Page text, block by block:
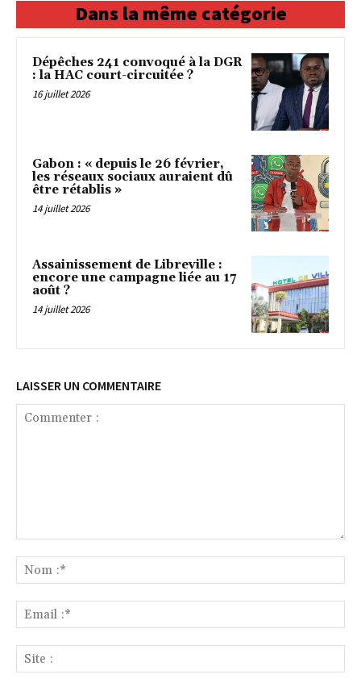
Dans la même catégorie
Dépêches 241 convoqué à la DGR
: la HAC court-circuitée ?
16 juillet 2026
Gabon : « depuis le 26 février,
les réseaux sociaux auraient dû
être rétablis »
14 juillet 2026
Assainissement de Libreville :
encore une campagne liée au 17
août ?
14 juillet 2026
LAISSER UN COMMENTAIRE
:*
:*
: